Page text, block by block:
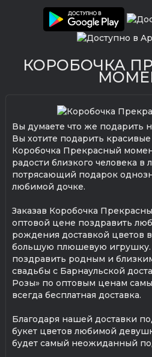
КОРОБОЧКА
Вы думаете что же подарить
Вы хотите подарить
Коробочка Прекрасный
радости близкого человека в
потрясающий подарок
любимой дочке.
Заказав Коробочка
оптовой цене поздравить
рождения доставкой цветов
большую плюшевую
поздравить родным и
свадьбы с Барнаульской
Розы» по оптовым ценам
всегда бесплатная доставка.
Благодаря нашей доставки
букет цветов любимой
будет самый неожиданный